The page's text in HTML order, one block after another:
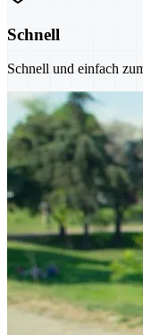
Schnell
Schnell und einfach